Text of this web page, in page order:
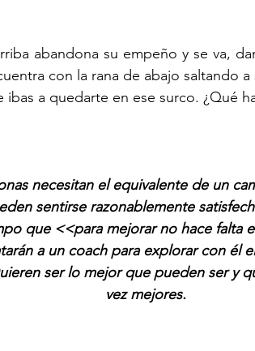
abandona su empeño y se va,
con la rana de abajo saltando a
ibas a quedarte en ese surco. ¿Qué
necesitan el equivalente de un
sentirse razonablemente
que <<para mejorar no hace falta
a un coach para explorar con él
ser lo mejor que pueden ser y
vez mejores.